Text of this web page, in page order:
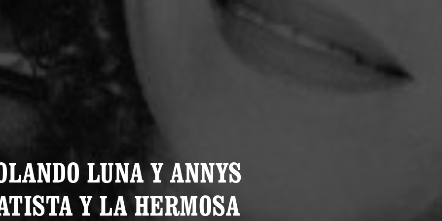
LUNA Y ANNYS
Y LA HERMOSA